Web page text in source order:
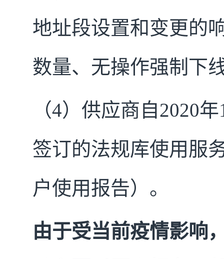
地址段设置和变更的
数量、无操作强制下
（4）供应商自2020
签订的法规库使用服
户使用报告）。
由于受当前疫情影响